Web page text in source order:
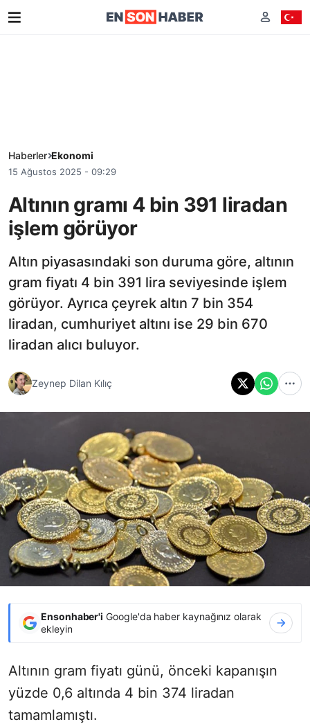
Haberler Ekonomi
15 Ağustos 2025 - 09:29
Altının gramı 4 bin 391 liradan
işlem görüyor
Altın piyasasındaki son duruma göre, altının
gram fiyatı 4 bin 391 lira seviyesinde işlem
görüyor. Ayrıca çeyrek altın 7 bin 354
liradan, cumhuriyet altını ise 29 bin 670
liradan alıcı buluyor.
Zeynep Dilan Kılıç
Ensonhaber'i Google'da haber kaynağınız olarak
ekleyin
Altının gram fiyatı günü, önceki kapanışın
yüzde 0,6 altında 4 bin 374 liradan
tamamlamıştı.